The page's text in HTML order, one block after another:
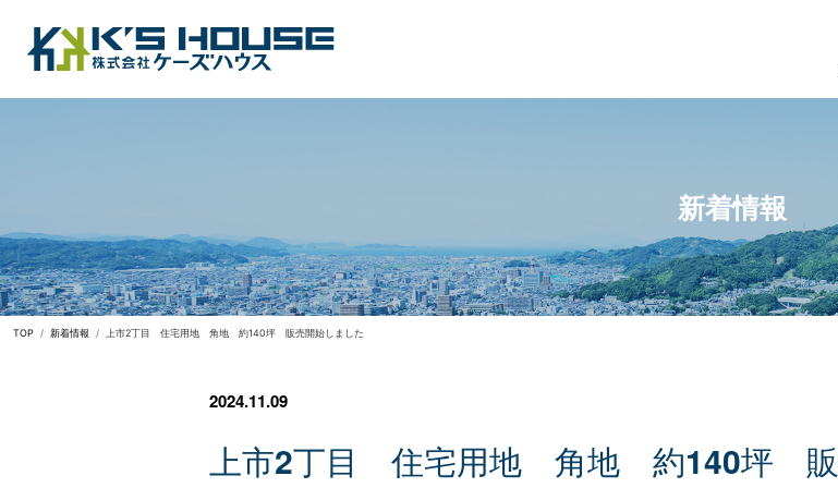
新着情報
TOP 新着情報 上市2丁目 住宅用地 角地 約140坪 販売開始しました
2024.11.09
上市2丁目 住宅用地 角地 約140坪 販